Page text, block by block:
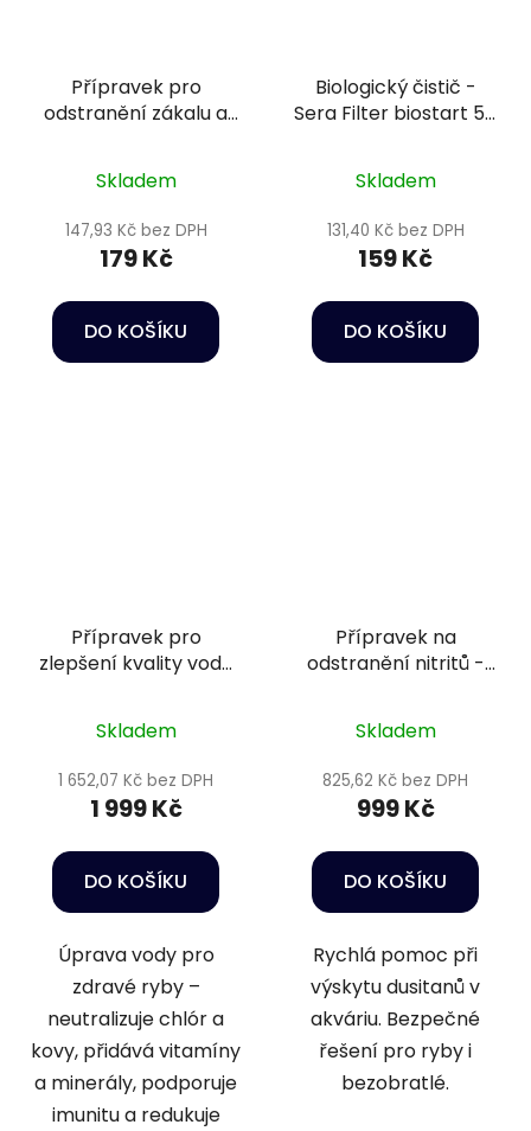
Přípravek pro
odstranění zákalu a
Skladem
147,93 Kč bez DPH
179 Kč
DO KOŠÍKU
Biologický čistič -
Sera Filter biostart 50
Skladem
131,40 Kč bez DPH
159 Kč
DO KOŠÍKU
Přípravek pro
zlepšení kvality vody
Skladem
1 652,07 Kč bez DPH
1 999 Kč
DO KOŠÍKU
Úprava vody pro
zdravé ryby –
neutralizuje chlór a
kovy, přidává vitamíny
a minerály, podporuje
imunitu a redukuje
Přípravek na
odstranění nitritů -
Skladem
825,62 Kč bez DPH
999 Kč
DO KOŠÍKU
Rychlá pomoc při
výskytu dusitanů v
akváriu. Bezpečné
řešení pro ryby i
bezobratlé.